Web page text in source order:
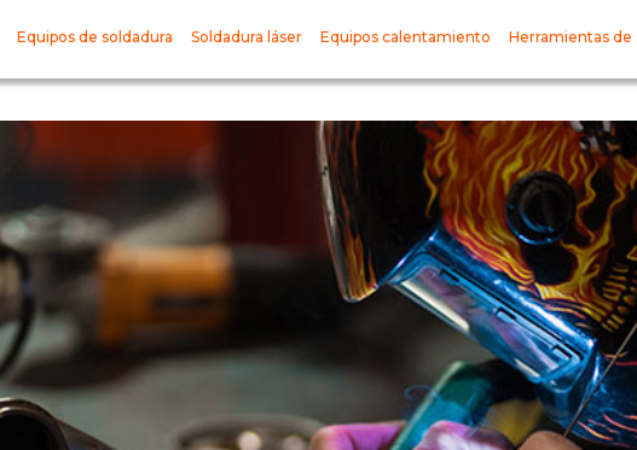
Equipos de soldadura Soldadura láser Equipos calentamiento Herramientas de